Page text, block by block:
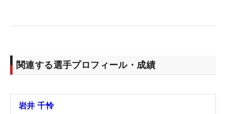
関連する選手プロフィール・成績
岩井 千怜